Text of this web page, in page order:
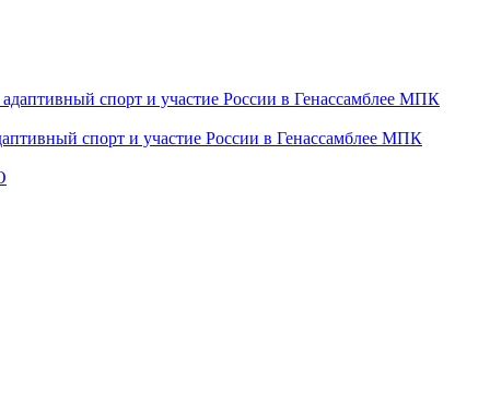
спорт и участие России в Генассамблее МПК